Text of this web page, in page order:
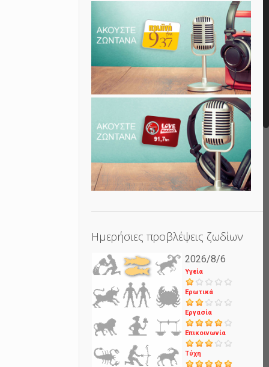
Ημερήσιες προβλέψεις ζωδίων
2026/8/6
Υγεία
Ερωτικά
Εργασία
Επικοινωνία
Τύχη